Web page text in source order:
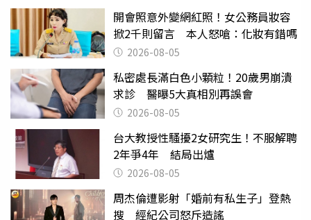
開會照意外變網紅照！女公務員妝容
掀2千則留言 本人怒嗆：化妝有錯嗎
2026-08-05
私密處長滿白色小顆粒！20歲男崩潰
求診 醫曝5大真相別再誤會
2026-08-05
台大教授性騷擾2女研究生！不服解聘
2年爭4年 結局出爐
2026-08-05
周杰倫遭影射「婚前有私生子」登熱
搜 經紀公司怒斥造謠